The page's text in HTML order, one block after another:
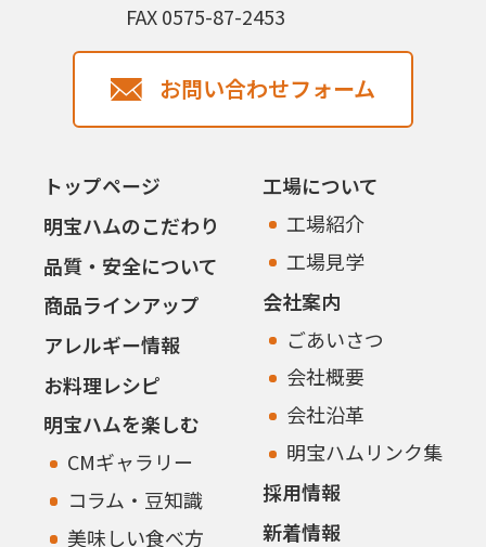
FAX 0575-87-2453
お問い合わせフォーム
トップページ
明宝ハムのこだわり
品質・安全について
商品ラインアップ
アレルギー情報
お料理レシピ
明宝ハムを楽しむ
CMギャラリー
コラム・豆知識
美味しい食べ方
工場について
工場紹介
工場見学
会社案内
ごあいさつ
会社概要
会社沿革
明宝ハムリンク集
採用情報
新着情報